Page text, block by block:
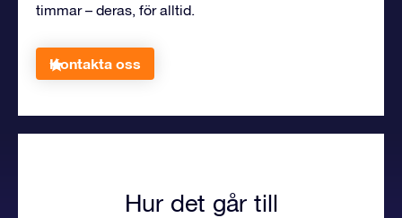
timmar – deras, för alltid.
Kontakta oss
Hur det går till